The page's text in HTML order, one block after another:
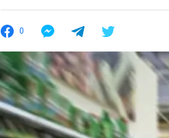
0